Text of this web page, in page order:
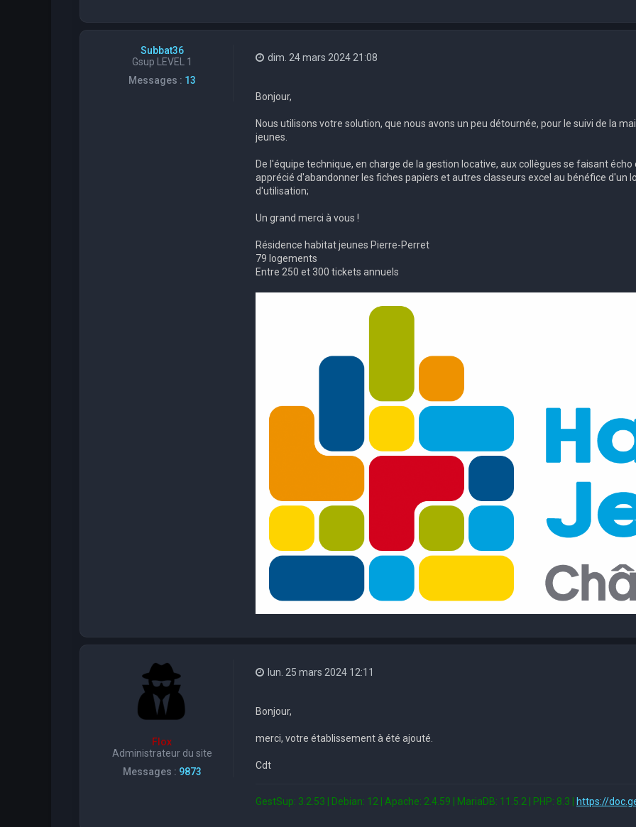
Subbat36
Gsup LEVEL 1
Messages : 13
dim. 24 mars 2024 21:08
Bonjour,
Nous utilisons votre solution, que nous avons un peu détournée, pour le suivi de la
jeunes.
De l'équipe technique, en charge de la gestion locative, aux collègues se faisant
apprécié d'abandonner les fiches papiers et autres classeurs excel au bénéfice d'un
d'utilisation;
Un grand merci à vous !
Résidence habitat jeunes Pierre-Perret
79 logements
Entre 250 et 300 tickets annuels
Flox
Administrateur du site
Messages : 9873
lun. 25 mars 2024 12:11
Bonjour,
merci, votre établissement à été ajouté.
Cdt
GestSup: 3.2.53 | Debian: 12 | Apache: 2.4.59 | MariaDB: 11.5.2 | PHP: 8.3 |
https://